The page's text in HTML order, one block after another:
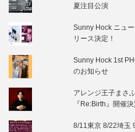
夏注目公演
Sunny Hock ニュ
リース決定！
Sunny Hock 1st
のお知らせ
アレンジ王子まさ
『Re:Birth』開催決
8/11東京 8/22埼玉